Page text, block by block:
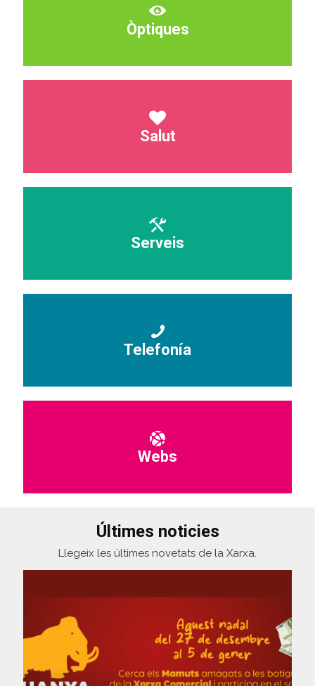
Òptiques
Salut
Serveis
Telefonía
Webs
Últimes noticies
Llegeix les últimes novetats de la Xarxa.